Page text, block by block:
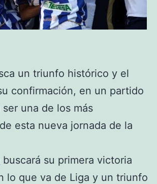
un triunfo histórico y el
confirmación, en un partido
una de los más
esta nueva jornada de la
buscará su primera victoria
lo que va de Liga y un triunfo